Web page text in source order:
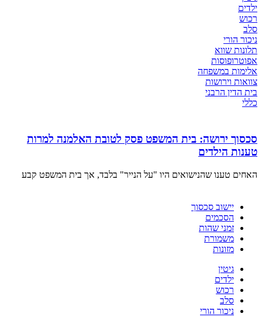
ילדים
רכוש
סלב
ניכור הורי
תלונות שווא
אפוטרופוסות
אלימות במשפחה
צוואות וירושות
בית הדין הרבני
כללי
סכסוך ירושה: בית המשפט פסק לטובת האלמנה למרות
טענות הילדים
האחים טענו שהנישואים היו "על הנייר" בלבד, אך בית המשפט קבע
יישוב סכסוך
הסכמים
זמני שהות
משמורת
מזונות
גיטין
ילדים
רכוש
סלב
ניכור הורי